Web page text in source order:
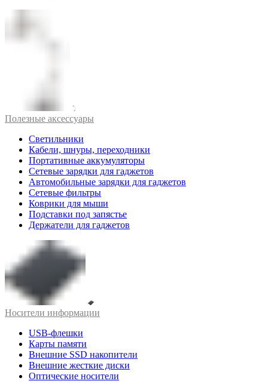
Полезные аксессуары
Светильники
Кабели, шнуры, переходники
Портативные аккумуляторы
Сетевые зарядки для гаджетов
Автомобильные зарядки для гаджетов
Сетевые фильтры
Коврики для мыши
Подставки под запястье
Держатели для гаджетов
Носители информации
USB-флешки
Карты памяти
Внешние SSD накопители
Внешние жесткие диски
Оптические носители